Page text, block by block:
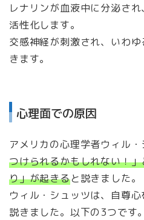
レナリンが血液中に分泌さ
活性化します。
交感神経が刺激され、いわ
きます。
心理面での原因
アメリカの心理学者ウィル
つけられるかもしれない！
り」が起きると説きました。
ウィル・シュッツは、自尊
説きました。以下の3つです。